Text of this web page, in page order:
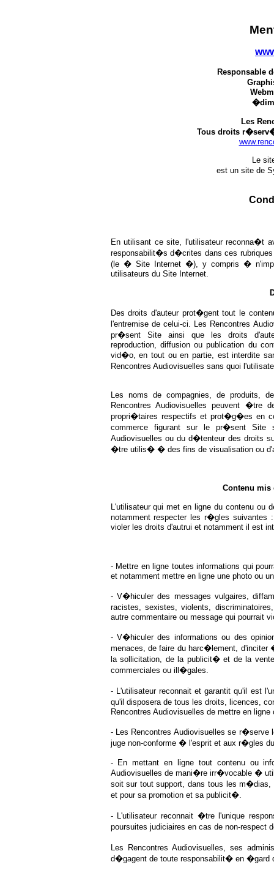
Responsable
Les
Tous droits
Le
est un site de
En utilisant ce site, l'utilisateur reconna�t
responsabilit�s d�crites dans ces
(le � Site Internet �), y compris �
utilisateurs du Site Internet.
Des droits d'auteur prot�gent tout le
l'entremise de celui-ci. Les Rencontres
pr�sent Site ainsi que les droits
reproduction, diffusion ou publication du
vid�o, en tout ou en partie, est interdite
Rencontres Audiovisuelles sans quoi
Les noms de compagnies, de produits,
Rencontres Audiovisuelles peuvent
propri�taires respectifs et prot�g�es en
commerce figurant sur le pr�sent Site
Audiovisuelles ou du d�tenteur des droits
�tre utilis� � des fins de visualisation ou
Contenu mis
L'utilisateur qui met en ligne du contenu ou
notamment respecter les r�gles suivantes
violer les droits d'autrui et notamment il est
- Mettre en ligne toutes informations qui
et notamment mettre en ligne une photo ou
- V�hiculer des messages vulgaires,
racistes, sexistes, violents,
autre commentaire ou message qui pourrait
- V�hiculer des informations ou des
menaces, de faire du harc�lement,
la sollicitation, de la publicit� et de la
commerciales ou ill�gales.
- L'utilisateur reconnait et garantit qu'il est
qu'il disposera de tous les droits, licences,
Rencontres Audiovisuelles de mettre en ligne
- Les Rencontres Audiovisuelles se r�serve
juge non-conforme � l'esprit et aux r�gles
- En mettant en ligne tout contenu ou
Audiovisuelles de mani�re irr�vocable �
soit sur tout support, dans tous les
et pour sa promotion et sa publicit�.
- L'utilisateur reconnait �tre l'unique
poursuites judiciaires en cas de non-
Les Rencontres Audiovisuelles, ses
d�gagent de toute responsabilit� en �gard